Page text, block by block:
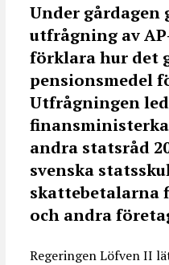
Under
utfrågning av
förklara hur det
pensionsmedel
Utfrågningen
andra statsråd
svenska
skattebetalarna
och andra
Regeringen Löfven II